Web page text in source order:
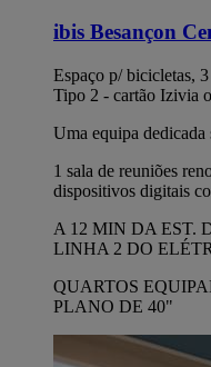
ibis Besançon
Espaço p/ bicicletas,
Tipo 2 - cartão Izivia
Uma equipa dedicada
1 sala de reuniões
dispositivos digitais
A 12 MIN DA EST.
LINHA 2 DO
QUARTOS
PLANO DE 40"